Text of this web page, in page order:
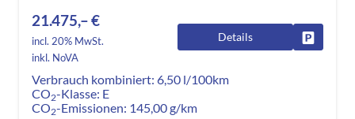
21.475,– €
incl. 20% MwSt.
inkl. NoVA
Details
Verbrauch kombiniert: 6,50 l/100km
CO2-Klasse: E
CO2-Emissionen: 145,00 g/km